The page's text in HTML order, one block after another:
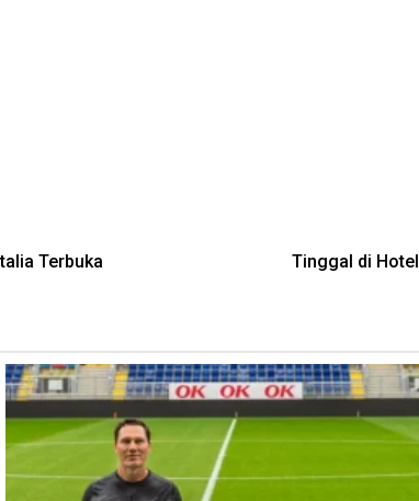
Terbuka
Tinggal di